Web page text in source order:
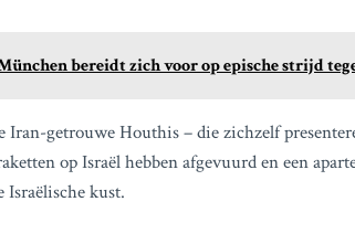
bereidt zich voor op epische strijd
Iran-getrouwe Houthis – die zichzelf
op Israël hebben afgevuurd en een
Israëlische kust.